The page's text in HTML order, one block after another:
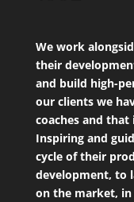
We work
their
and build high-
our clients we
coaches and
Inspiring and
cycle of their
development, to
on the market,